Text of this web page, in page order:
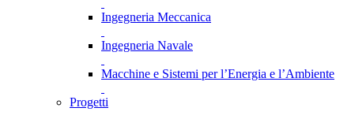
Ingegneria Meccanica
Ingegneria Navale
Macchine e Sistemi per l’Energia e l’Ambiente
Progetti